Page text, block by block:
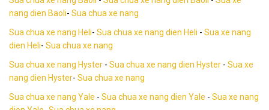
nang dien Baoli- Sua chua xe nang
Sua chua xe nang Heli- Sua chua xe nang dien Heli - Sua xe nang
dien Heli- Sua chua xe nang
Sua chua xe nang Hyster - Sua chua xe nang dien Hyster - Sua xe
nang dien Hyster- Sua chua xe nang
Sua chua xe nang Yale - Sua chua xe nang dien Yale - Sua xe nang